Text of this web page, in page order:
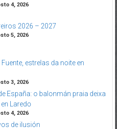
4, 2026
2026 – 2027
5, 2026
estrelas da noite en
3, 2026
España: o balonmán praia deixa
Laredo
4, 2026
de ilusión